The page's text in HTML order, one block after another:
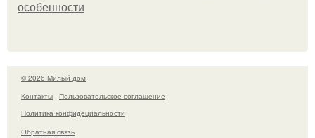
особенности
© 2026 Милый дом
Контакты
Пользовательское соглашение
Политика конфидециальности
Обратная связь